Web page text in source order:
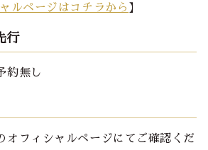
ルページはコチラから 】
行
約無し
オフィシャルページにてご確認くだ